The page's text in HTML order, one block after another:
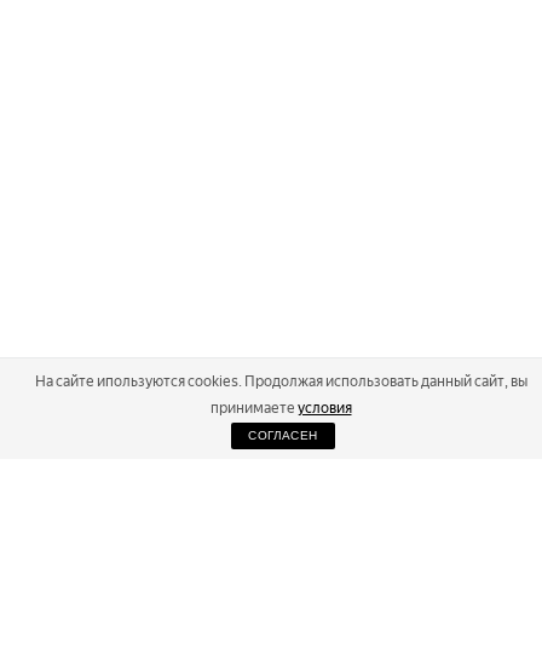
2026
На сайте ипользуются cookies. Продолжая использовать данный сайт, вы
принимаете условия
СОГЛАСЕН